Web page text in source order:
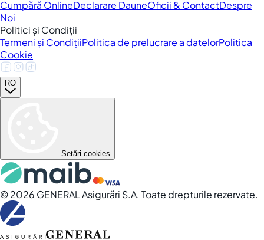
Cumpără OnlineDeclarare DauneOficii & ContactDespre
Noi
Politici și Condiții
Termeni și CondițiiPolitica de prelucrare a datelorPolitica
Cookie
RO
Setări cookies
©2026 GENERAL Asigurări S.A. Toate drepturile rezervate.